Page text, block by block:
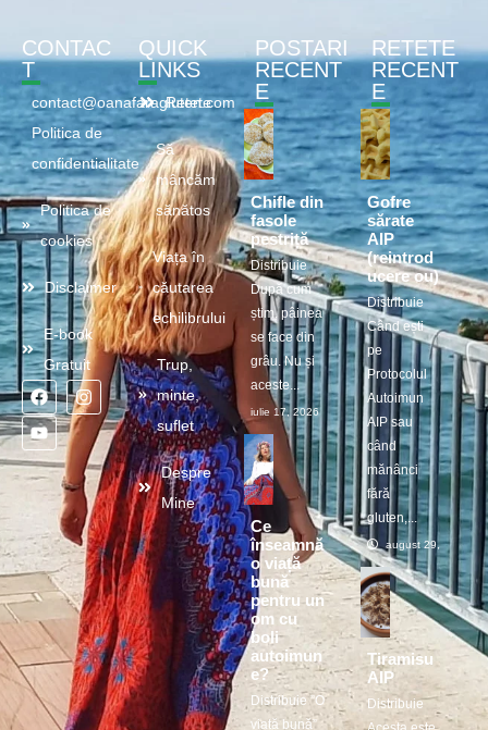
CONTAC
T
contact@oanafaragluten.com
Politica de
confidentialitate
Politica de
cookies
Disclaimer
E-book
Gratuit
QUICK
LINKS
Retete
Să
mâncăm
sănătos
Viața în
căutarea
echilibrului
Trup,
minte,
suflet
Despre
Mine
POSTARI
RECENT
E
Chifle din
fasole
pestriță
Distribuie
După cum
știm, pâinea
se face din
grâu. Nu și
aceste...
iulie 17, 2026
Ce
înseamnă
o viață
bună
pentru un
om cu
boli
autoimun
e?
Distribuie ”O
viață bună”
RETETE
RECENT
E
Gofre
sărate
AIP
(reintrod
ucere ou)
Distribuie
Când ești
pe
Protocolul
Autoimun
AIP sau
când
mănânci
fără
gluten,...
august 29, 2025
Tiramisu
AIP
Distribuie